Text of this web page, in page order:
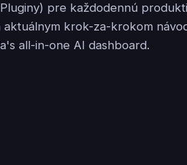
pre každodennú
aktuálnym krok-za-krokom
all-in-one AI dashboard.